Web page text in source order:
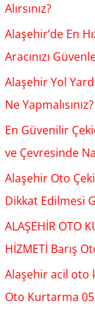
Alırsınız?
Alaşehir’de En
Aracınızı
Alaşehir Yol
Ne Yapmalısınız?
En Güvenilir
ve Çevresinde
Alaşehir Oto
Dikkat Edilmesi
ALAŞEHİR OTO
HİZMETİ Barış
Alaşehir acil oto
Oto Kurtarma